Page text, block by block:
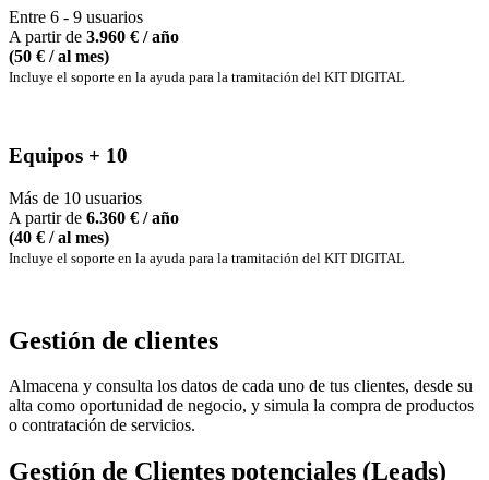
Entre 6 - 9 usuarios
A partir de 3.960 € / año
(50 € / al mes)
Incluye el soporte en la ayuda para la tramitación del KIT DIGITAL
Equipos + 10
Más de 10 usuarios
A partir de 6.360 € / año
(40 € / al mes)
Incluye el soporte en la ayuda para la tramitación del KIT DIGITAL
Gestión de clientes
Almacena y consulta los datos de cada uno de tus clientes, desde su
alta como oportunidad de negocio, y simula la compra de productos
o contratación de servicios.
Gestión de Clientes potenciales (Leads)